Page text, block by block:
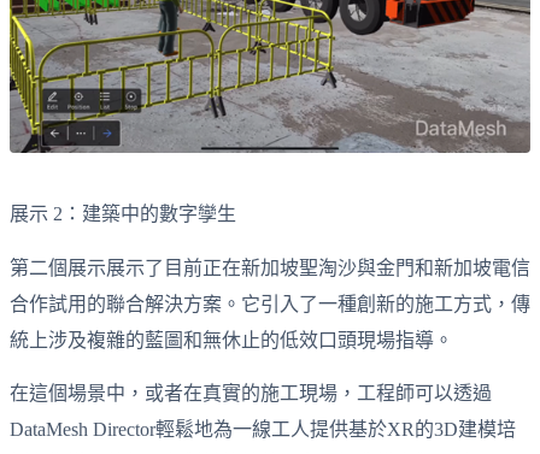
展示 2：建築中的數字孿生
第二個展示展示了目前正在新加坡聖淘沙與金門和新加坡電信
合作試用的聯合解決方案。它引入了一種創新的施工方式，傳
統上涉及複雜的藍圖和無休止的低效口頭現場指導。
在這個場景中，或者在真實的施工現場，工程師可以透過
DataMesh Director輕鬆地為一線工人提供基於XR的3D建模培